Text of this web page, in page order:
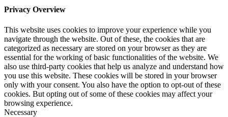
Privacy Overview
This website uses cookies to improve your experience while you
navigate through the website. Out of these, the cookies that are
categorized as necessary are stored on your browser as they are
essential for the working of basic functionalities of the website. We
also use third-party cookies that help us analyze and understand how
you use this website. These cookies will be stored in your browser
only with your consent. You also have the option to opt-out of these
cookies. But opting out of some of these cookies may affect your
browsing experience.
Necessary